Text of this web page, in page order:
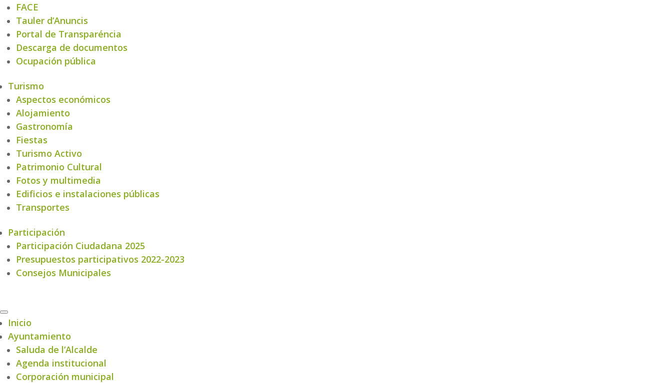
FACE
Tauler d’Anuncis
Portal de Transparéncia
Descarga de documentos
Ocupación pública
Turismo
Aspectos económicos
Alojamiento
Gastronomía
Fiestas
Turismo Activo
Patrimonio Cultural
Fotos y multimedia
Edificios e instalaciones públicas
Transportes
Participación
Participación Ciudadana 2025
Presupuestos participativos 2022-2023
Consejos Municipales
Inicio
Ayuntamiento
Saluda de l’Alcalde
Agenda institucional
Corporación municipal